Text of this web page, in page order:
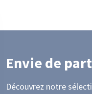
Envie de
Découvrez notre